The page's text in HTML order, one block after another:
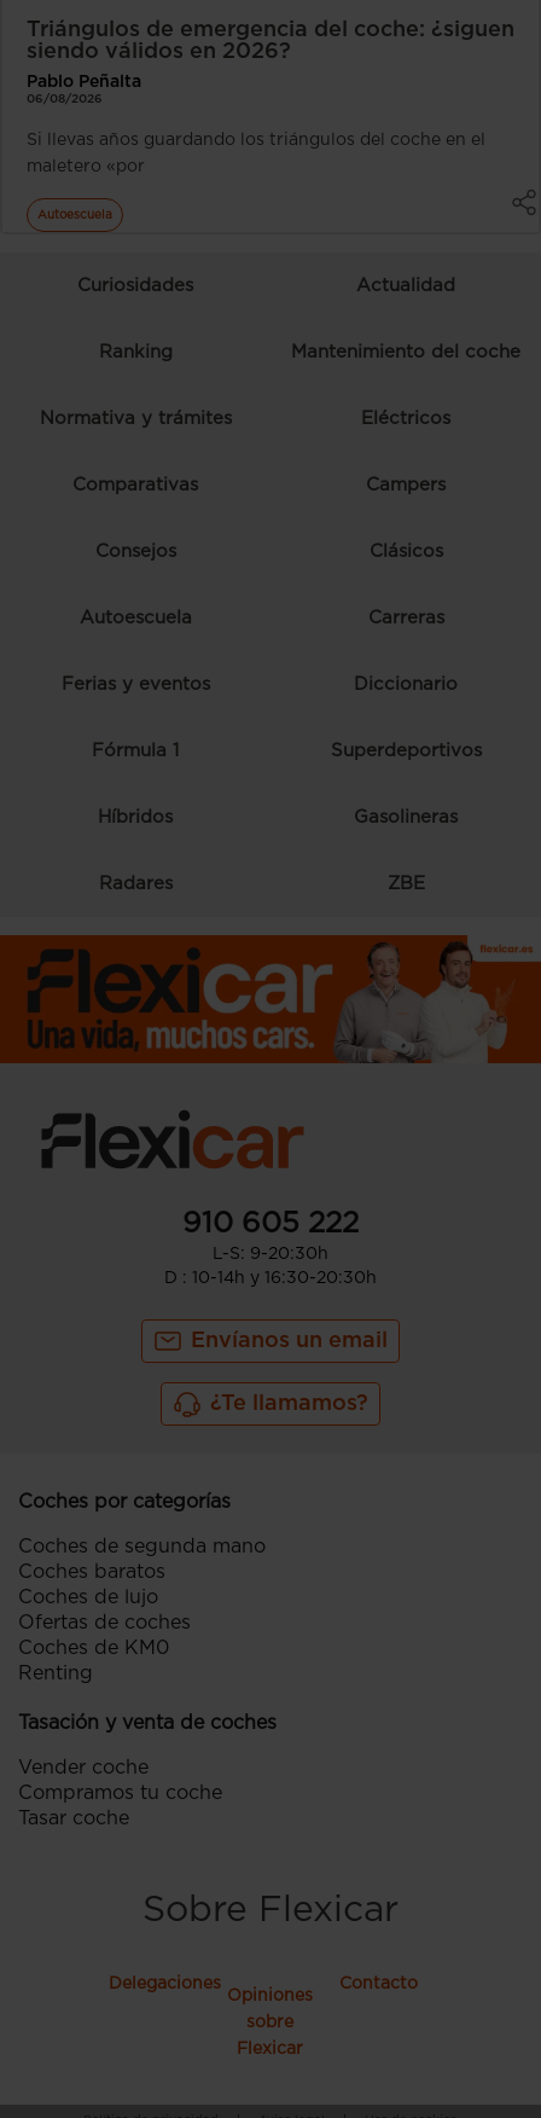
Triángulos de emergencia del coche: ¿siguen
siendo válidos en 2026?
Pablo Peñalta
06/08/2026
Si llevas años guardando los triángulos del coche en el
maletero «por
Autoescuela
Curiosidades Actualidad
Ranking Mantenimiento del coche
Normativa y trámites Eléctricos
Comparativas Campers
Consejos Clásicos
Autoescuela Carreras
Ferias y eventos Diccionario
Fórmula 1 Superdeportivos
Híbridos Gasolineras
Radares ZBE
910 605 222
L-S: 9-20:30h
D : 10-14h y 16:30-20:30h
Envíanos un email
¿Te llamamos?
Coches por categorías
Coches de segunda mano
Coches baratos
Coches de lujo
Ofertas de coches
Coches de KM0
Renting
Tasación y venta de coches
Vender coche
Compramos tu coche
Tasar coche
Sobre Flexicar
Delegaciones
Opiniones
sobre
Flexicar
Contacto